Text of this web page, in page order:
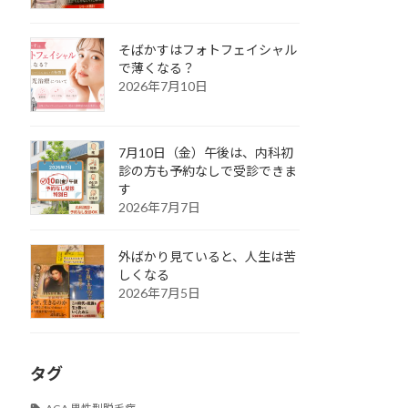
そばかすはフォトフェイシャル
で薄くなる？
2026年7月10日
7月10日（金）午後は、内科初
診の方も予約なしで受診できま
す
2026年7月7日
外ばかり見ていると、人生は苦
しくなる
2026年7月5日
タグ